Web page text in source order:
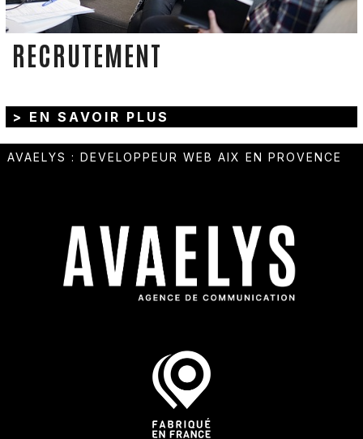
RECRUTEMENT
> EN SAVOIR PLUS
AVAELYS : DEVELOPPEUR WEB AIX EN PROVENCE